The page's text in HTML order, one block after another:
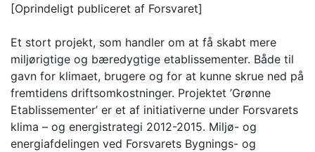
[Oprindeligt publiceret af Forsvaret]
Et stort projekt, som handler om at få skabt mere
miljørigtige og bæredygtige etablissementer. Både til
gavn for klimaet, brugere og for at kunne skrue ned på
fremtidens driftsomkostninger. Projektet ’Grønne
Etablissementer’ er et af initiativerne under Forsvarets
klima – og energistrategi 2012-2015. Miljø- og
energiafdelingen ved Forsvarets Bygnings- og